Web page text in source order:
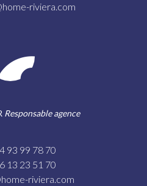
riviera.com
Responsable agence
93 99 78 70
13 23 51 70
riviera.com